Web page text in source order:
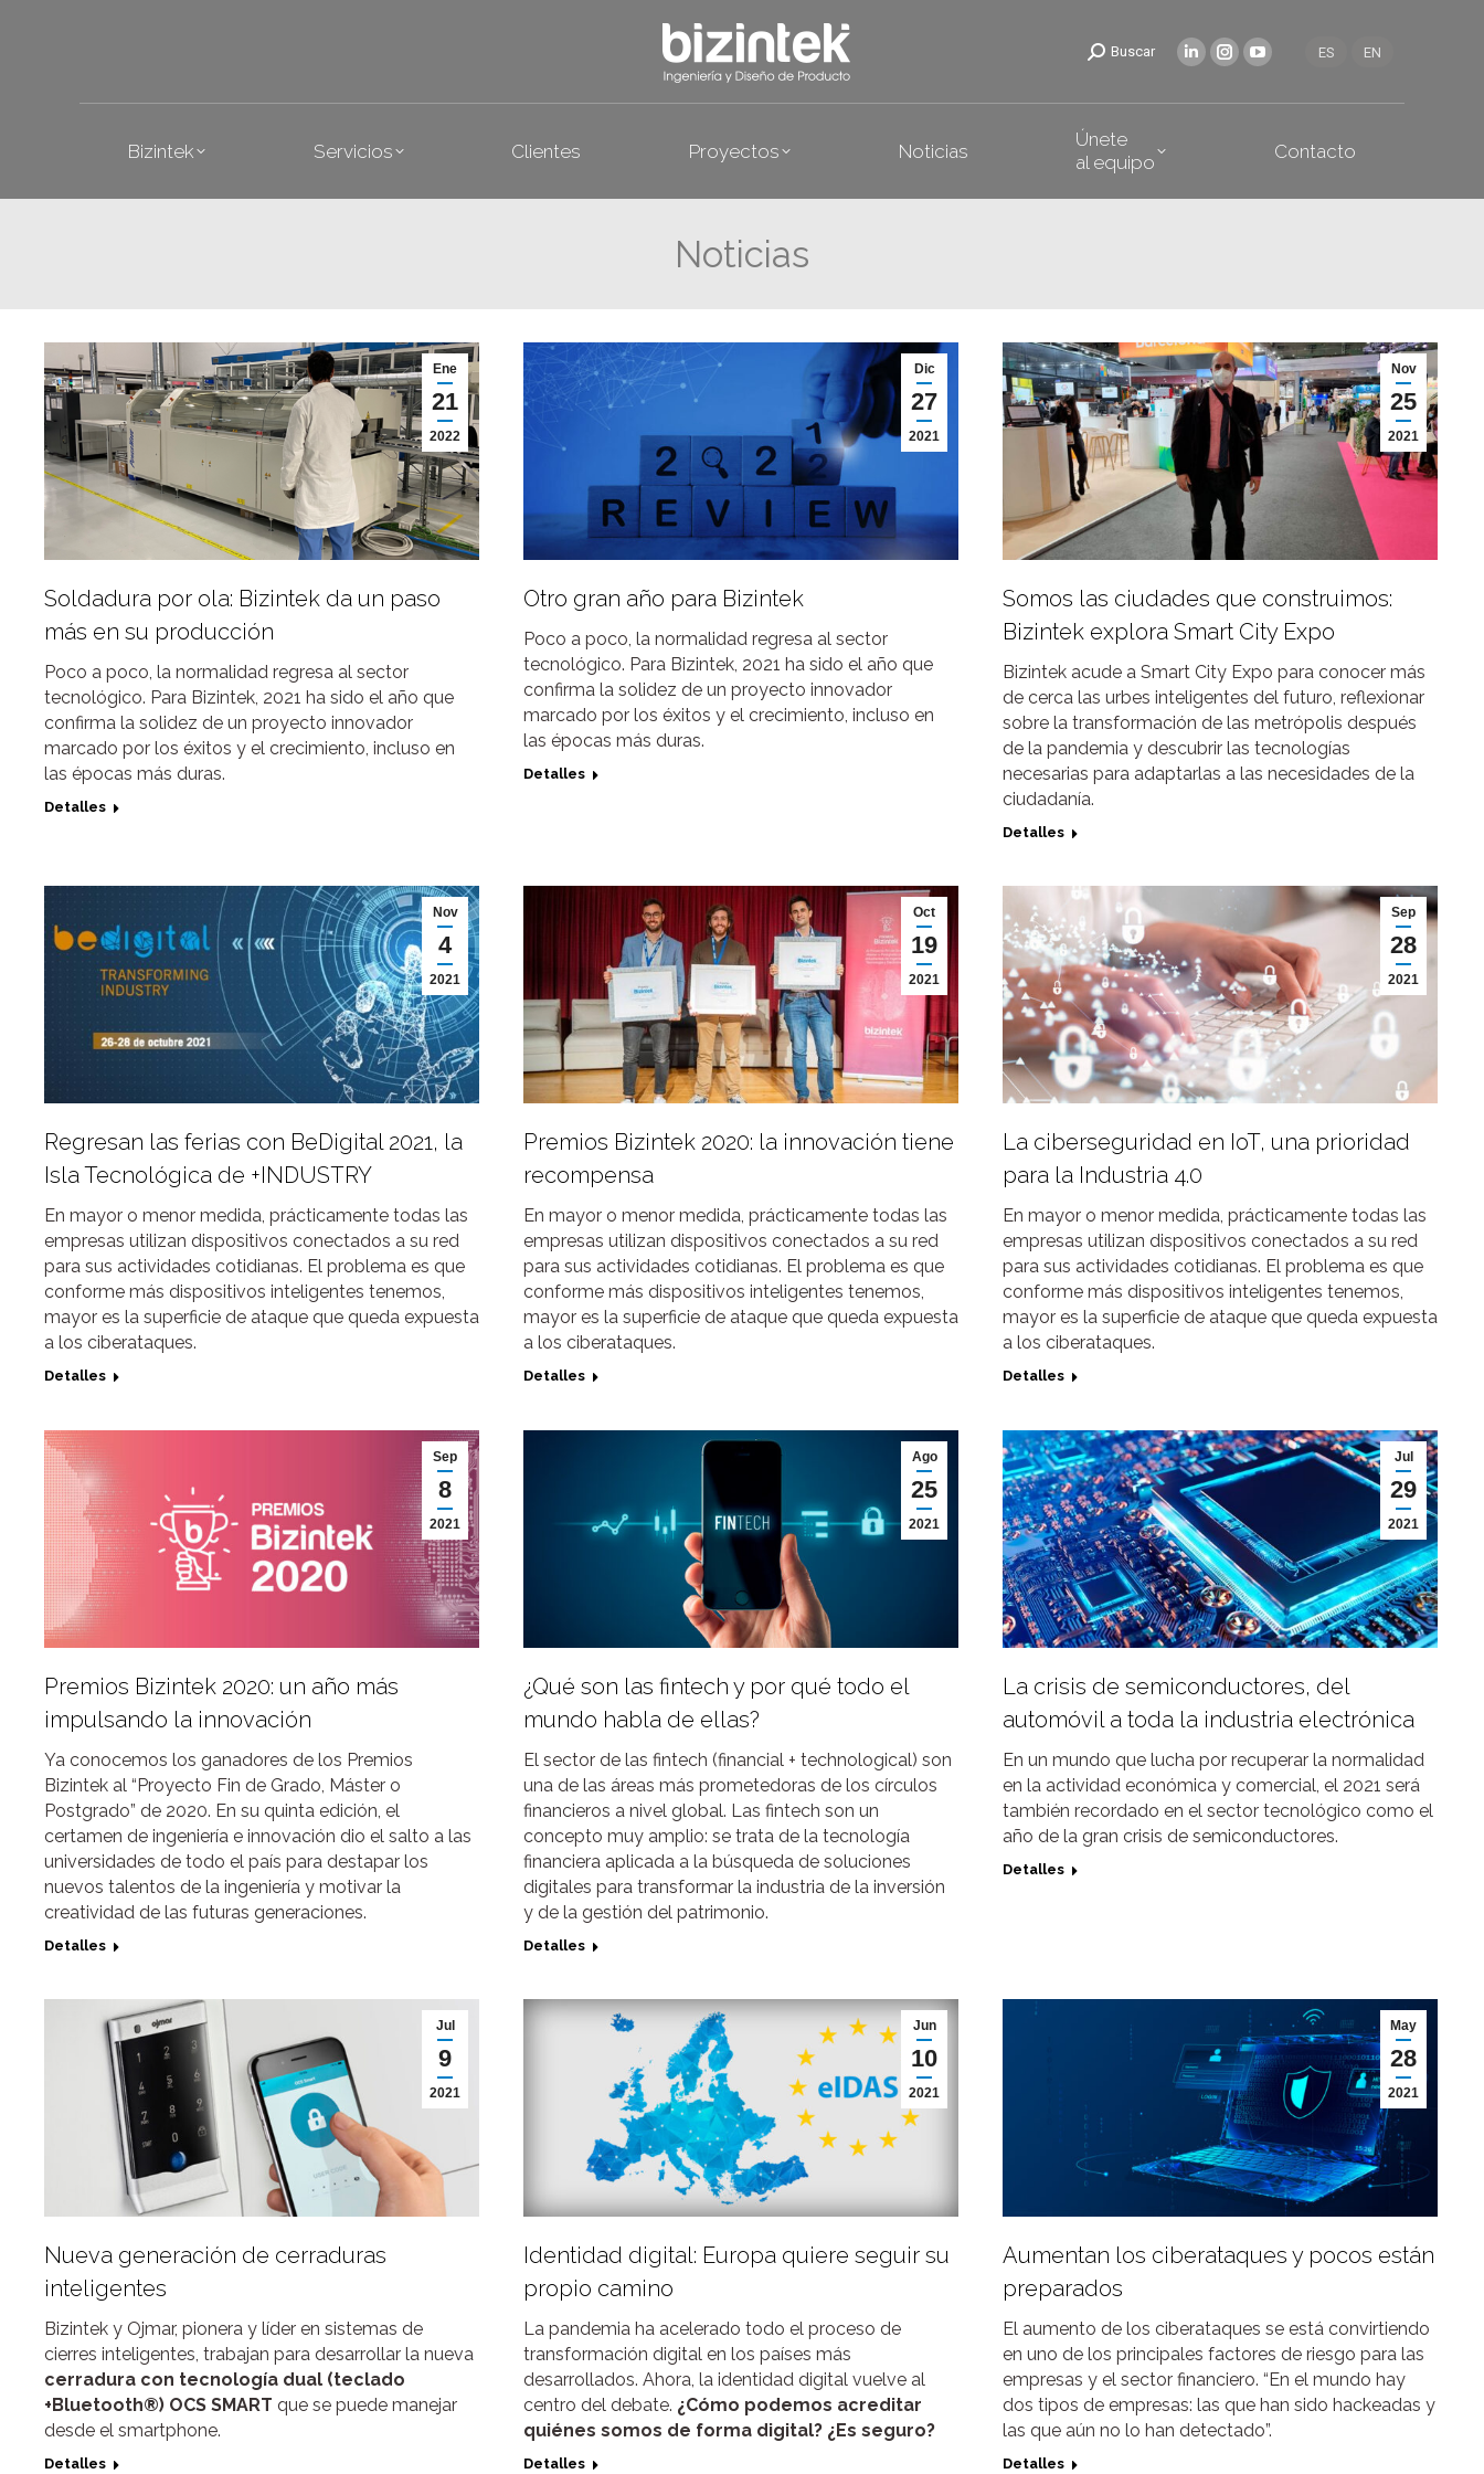
Buscar ES EN
Bizintek Servicios Clientes Proyectos Noticias
Únete
al equipo
Contacto
Noticias
Ene
21
2022
Soldadura por ola: Bizintek da un paso
más en su producción
Poco a poco, la normalidad regresa al sector
tecnológico. Para Bizintek, 2021 ha sido el año que
confirma la solidez de un proyecto innovador
marcado por los éxitos y el crecimiento, incluso en
las épocas más duras.
Detalles
Dic
27
2021
Otro gran año para Bizintek
Poco a poco, la normalidad regresa al sector
tecnológico. Para Bizintek, 2021 ha sido el año que
confirma la solidez de un proyecto innovador
marcado por los éxitos y el crecimiento, incluso en
las épocas más duras.
Detalles
Nov
25
2021
Somos las ciudades que construimos:
Bizintek explora Smart City Expo
Bizintek acude a Smart City Expo para conocer más
de cerca las urbes inteligentes del futuro, reflexionar
sobre la transformación de las metrópolis después
de la pandemia y descubrir las tecnologías
necesarias para adaptarlas a las necesidades de la
ciudadanía.
Detalles
Nov
4
2021
Regresan las ferias con BeDigital 2021, la
Isla Tecnológica de +INDUSTRY
En mayor o menor medida, prácticamente todas las
empresas utilizan dispositivos conectados a su red
para sus actividades cotidianas. El problema es que
conforme más dispositivos inteligentes tenemos,
mayor es la superficie de ataque que queda expuesta
a los ciberataques.
Detalles
Oct
19
2021
Premios Bizintek 2020: la innovación tiene
recompensa
En mayor o menor medida, prácticamente todas las
empresas utilizan dispositivos conectados a su red
para sus actividades cotidianas. El problema es que
conforme más dispositivos inteligentes tenemos,
mayor es la superficie de ataque que queda expuesta
a los ciberataques.
Detalles
Sep
28
2021
La ciberseguridad en IoT, una prioridad
para la Industria 4.0
En mayor o menor medida, prácticamente todas las
empresas utilizan dispositivos conectados a su red
para sus actividades cotidianas. El problema es que
conforme más dispositivos inteligentes tenemos,
mayor es la superficie de ataque que queda expuesta
a los ciberataques.
Detalles
Sep
8
2021
Premios Bizintek 2020: un año más
impulsando la innovación
Ya conocemos los ganadores de los Premios
Bizintek al “Proyecto Fin de Grado, Máster o
Postgrado” de 2020. En su quinta edición, el
certamen de ingeniería e innovación dio el salto a las
universidades de todo el país para destapar los
nuevos talentos de la ingeniería y motivar la
creatividad de las futuras generaciones.
Detalles
Ago
25
2021
¿Qué son las fintech y por qué todo el
mundo habla de ellas?
El sector de las fintech (financial + technological) son
una de las áreas más prometedoras de los círculos
financieros a nivel global. Las fintech son un
concepto muy amplio: se trata de la tecnología
financiera aplicada a la búsqueda de soluciones
digitales para transformar la industria de la inversión
y de la gestión del patrimonio.
Detalles
Jul
29
2021
La crisis de semiconductores, del
automóvil a toda la industria electrónica
En un mundo que lucha por recuperar la normalidad
en la actividad económica y comercial, el 2021 será
también recordado en el sector tecnológico como el
año de la gran crisis de semiconductores.
Detalles
Jul
9
2021
Nueva generación de cerraduras
inteligentes
Bizintek y Ojmar, pionera y líder en sistemas de
cierres inteligentes, trabajan para desarrollar la nueva
cerradura con tecnología dual (teclado
+Bluetooth®) OCS SMART que se puede manejar
desde el smartphone.
Detalles
Jun
10
2021
Identidad digital: Europa quiere seguir su
propio camino
La pandemia ha acelerado todo el proceso de
transformación digital en los países más
desarrollados. Ahora, la identidad digital vuelve al
centro del debate. ¿Cómo podemos acreditar
quiénes somos de forma digital? ¿Es seguro?
Detalles
May
28
2021
Aumentan los ciberataques y pocos están
preparados
El aumento de los ciberataques se está convirtiendo
en uno de los principales factores de riesgo para las
empresas y el sector financiero. “En el mundo hay
dos tipos de empresas: las que han sido hackeadas y
las que aún no lo han detectado”.
Detalles
Clientes Proyectos
al equipo
Contacto